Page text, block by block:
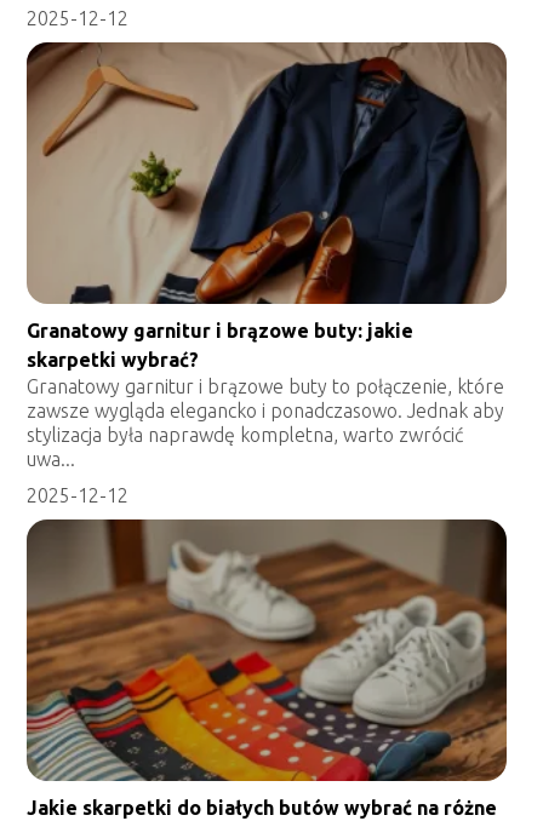
2025-12-12
Granatowy garnitur i brązowe buty: jakie
skarpetki wybrać?
Granatowy garnitur i brązowe buty to połączenie, które
zawsze wygląda elegancko i ponadczasowo. Jednak aby
stylizacja była naprawdę kompletna, warto zwrócić
uwa...
2025-12-12
Jakie skarpetki do białych butów wybrać na różne